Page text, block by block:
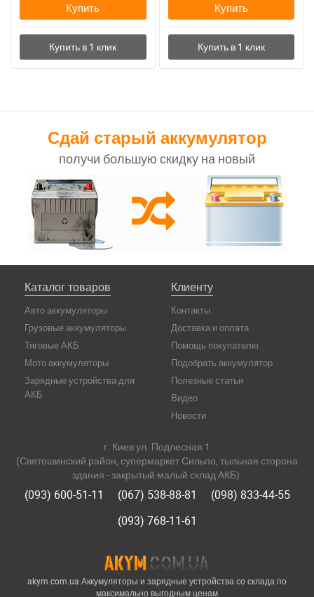
Купить Купить
Сдай старый аккумулятор
получи большую скидку на новый
akym.com.ua Аккумуляторы и зарядные устройства со склада по
максимально выгодным ценам
Каталог товаров
Авто аккумуляторы
Грузовые аккумуляторы
Тяговые АКБ
Мото аккумуляторы
Зарядные устройства для
АКБ
Клиенту
Контакты
Доставка и оплата
Помощь покупателю
Подобрать аккумулятор
Полезные статьи
Видео
Новости
г. Киев ул. Подлесная 1
(Святошинский район, супермаркет Сильпо, тыльная сторона
здания - закрытый малый склад АКБ).
(093) 600-51-11 (067) 538-88-81
(098) 833-44-55
(093) 768-11-61